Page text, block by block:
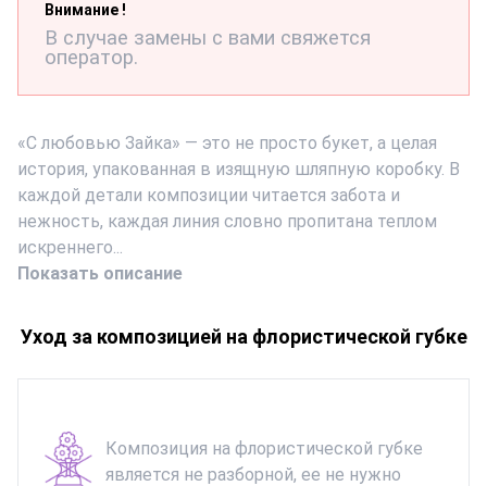
Внимание !
В случае замены с вами свяжется
оператор.
«С любовью Зайка» — это не просто букет, а целая
история, упакованная в изящную шляпную коробку. В
каждой детали композиции читается забота и
нежность, каждая линия словно пропитана теплом
искреннего...
Показать описание
Уход за композицией на флористической губке
Композиция на флористической губке
является не разборной, ее не нужно